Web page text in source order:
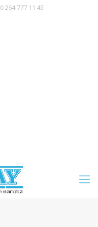
0 264 777 11 45